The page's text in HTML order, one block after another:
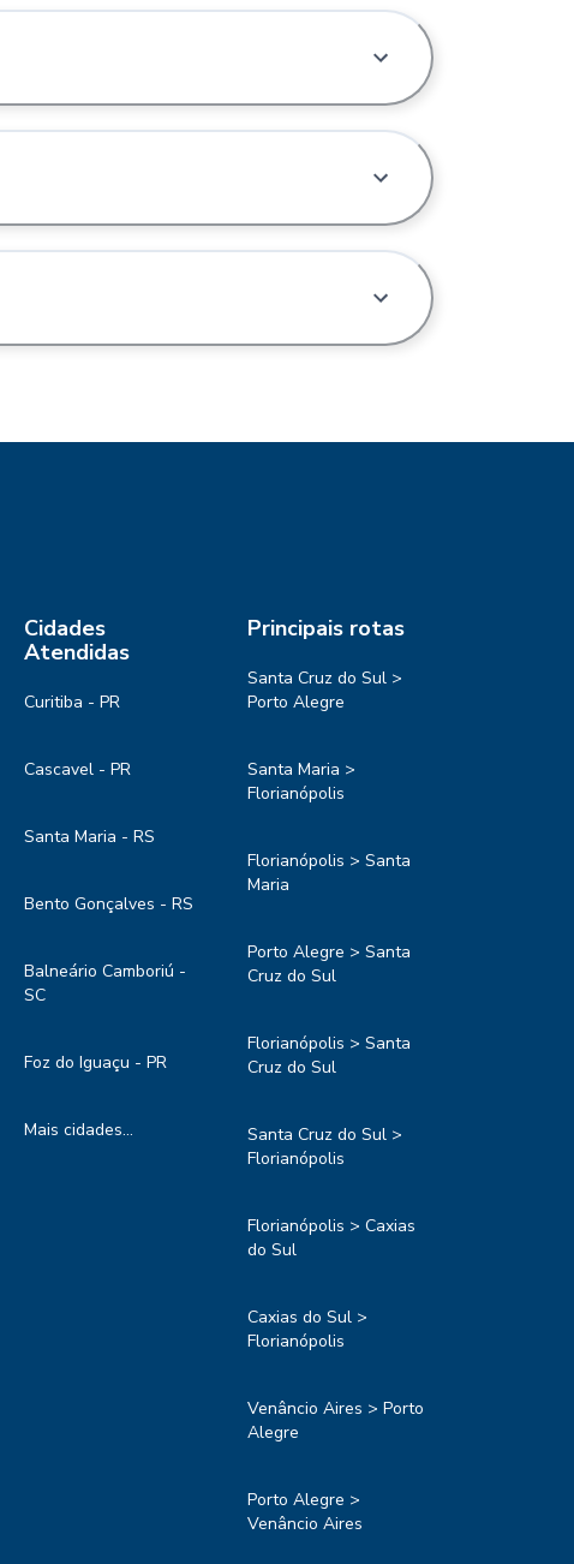
Cidades
Atendidas
Curitiba - PR
Cascavel - PR
Santa Maria - RS
Bento Gonçalves - RS
Balneário Camboriú -
SC
Foz do Iguaçu - PR
Mais cidades...
Principais rotas
Santa Cruz do Sul >
Porto Alegre
Santa Maria >
Florianópolis
Florianópolis > Santa
Maria
Porto Alegre > Santa
Cruz do Sul
Florianópolis > Santa
Cruz do Sul
Santa Cruz do Sul >
Florianópolis
Florianópolis > Caxias
do Sul
Caxias do Sul >
Florianópolis
Venâncio Aires > Porto
Alegre
Porto Alegre >
Venâncio Aires